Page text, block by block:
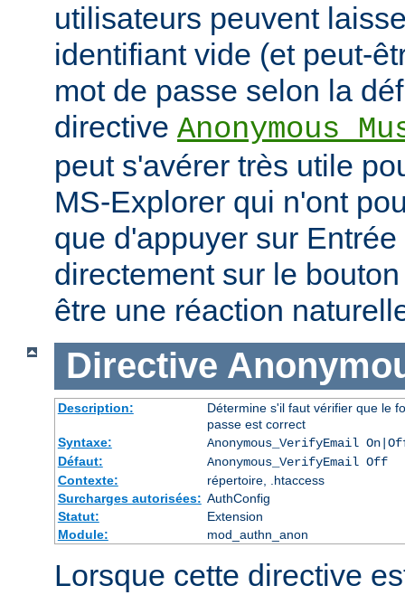
utilisateurs peuvent
identifiant vide (et peut-
mot de passe selon la
directive
peut s'avérer très utile
MS-Explorer qui n'ont
que d'appuyer sur
directement sur le
être une réaction
Directive
Description:
Détermine s'il faut vérifier que le
passe est correct
Syntaxe:
Anonymous_VerifyEmail
Défaut:
Anonymous_VerifyEmail Off
Contexte:
répertoire, .htaccess
Surcharges autorisées: AuthConfig
Statut:
Extension
Module:
mod_authn_anon
Lorsque cette directive